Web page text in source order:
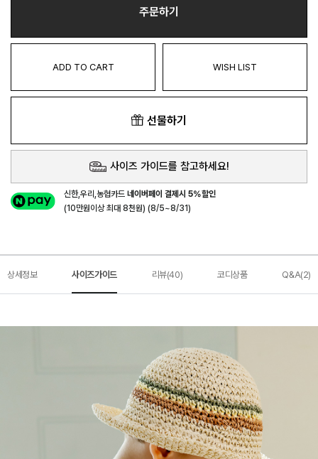
주문하기
ADD TO CART WISH LIST
선물하기
사이즈 가이드를 참고하세요!
신한,우리,농협카드네이버페이 결제시 5%할인
(10만원이상 최대 8천원) (8/5~8/31)
상세정보 사이즈가이드 리뷰(40) 코디상품 Q&A(2)